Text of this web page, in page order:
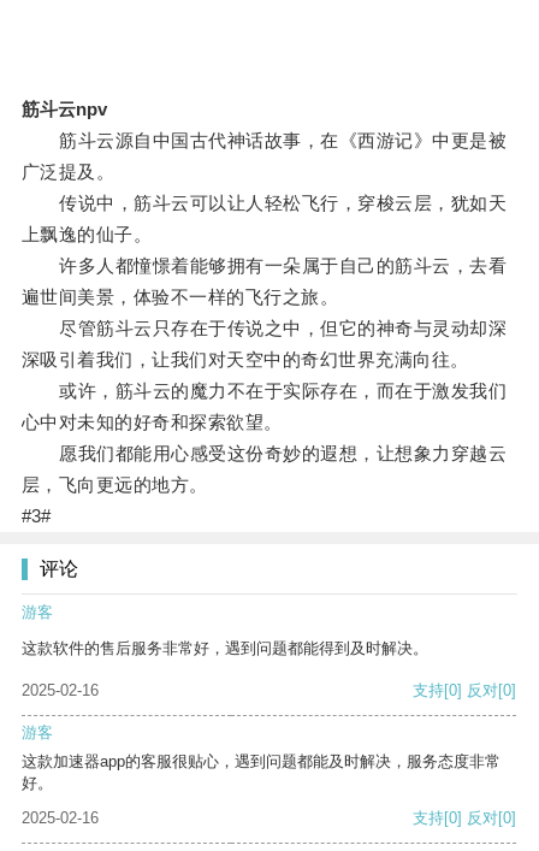
筋斗云npv
筋斗云源自中国古代神话故事，在《西游记》中更是被
广泛提及。
传说中，筋斗云可以让人轻松飞行，穿梭云层，犹如天
上飘逸的仙子。
许多人都憧憬着能够拥有一朵属于自己的筋斗云，去看
遍世间美景，体验不一样的飞行之旅。
尽管筋斗云只存在于传说之中，但它的神奇与灵动却深
深吸引着我们，让我们对天空中的奇幻世界充满向往。
或许，筋斗云的魔力不在于实际存在，而在于激发我们
心中对未知的好奇和探索欲望。
愿我们都能用心感受这份奇妙的遐想，让想象力穿越云
层，飞向更远的地方。
#3#
评论
游客
这款软件的售后服务非常好，遇到问题都能得到及时解决。
2025-02-16 支持[0] 反对[0]
游客
这款加速器app的客服很贴心，遇到问题都能及时解决，服务态度非常
好。
2025-02-16
支持[0] 反对[0]